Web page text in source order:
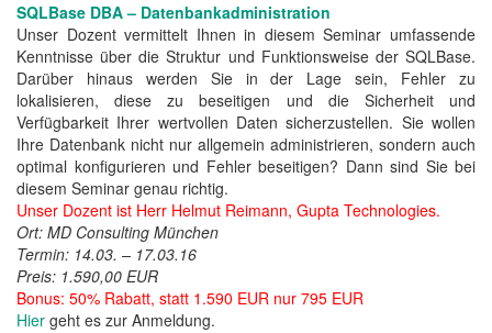
SQLBase DBA – Datenbankadministration
Unser Dozent vermittelt Ihnen in diesem Seminar umfassende
Kenntnisse über die Struktur und Funktionsweise der SQLBase.
Darüber hinaus werden Sie in der Lage sein, Fehler zu
lokalisieren, diese zu beseitigen und die Sicherheit und
Verfügbarkeit Ihrer wertvollen Daten sicherzustellen. Sie wollen
Ihre Datenbank nicht nur allgemein administrieren, sondern auch
optimal konfigurieren und Fehler beseitigen? Dann sind Sie bei
diesem Seminar genau richtig.
Unser Dozent ist Herr Helmut Reimann, Gupta Technologies.
Ort: MD Consulting München
Termin: 14.03. – 17.03.16
Preis: 1.590,00 EUR
Bonus: 50% Rabatt, statt 1.590 EUR nur 795 EUR
Hier geht es zur Anmeldung.